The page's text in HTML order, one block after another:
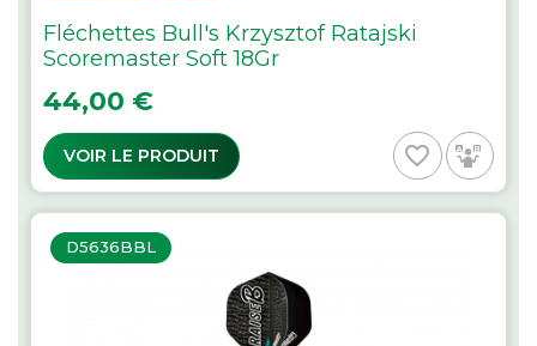
Fléchettes Bull's Krzysztof Ratajski
Scoremaster Soft 18Gr
Prix
44,00 €
VOIR LE PRODUIT favorite_border
D5636BBL